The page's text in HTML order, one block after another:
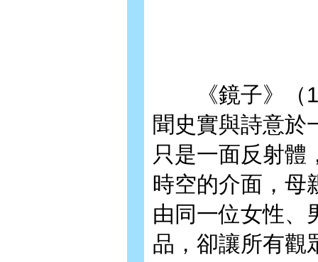
《鏡子》（
聞史實與詩意於
只是一面反射體
時空的介面，母
由同一位女性、
品，卻讓所有觀